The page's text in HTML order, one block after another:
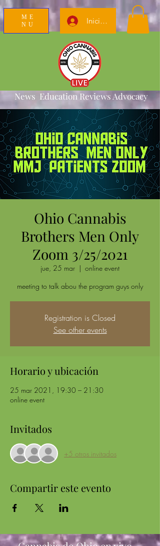
ME
NU
Iniciar sesión
News Education Reviews Advocacy
Ohio Cannabis
Brothers Men Only
Zoom 3/25/2021
jue, 25 mar
  |
online event
meeting to talk abou the program guys only
Registration is Closed
See other events
Horario y ubicación
25 mar 2021, 19:30 – 21:30
online event
Invitados
+5 otros invitados
Compartir este evento